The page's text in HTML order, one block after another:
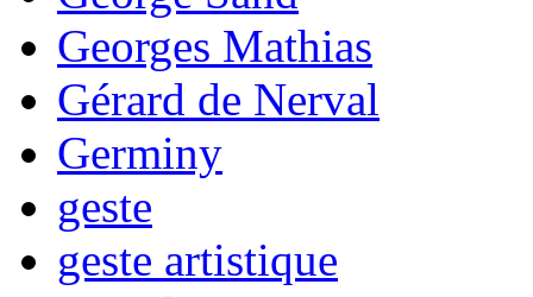
Georges Mathias
Gérard de Nerval
Germiny
geste
geste artistique